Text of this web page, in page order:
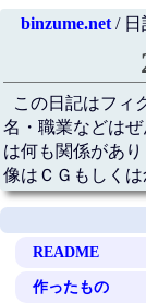
binzume.net/ 日
この日記はフィ
名・職業などは
は何も関係があ
像はＣＧもしくは
README
作ったもの